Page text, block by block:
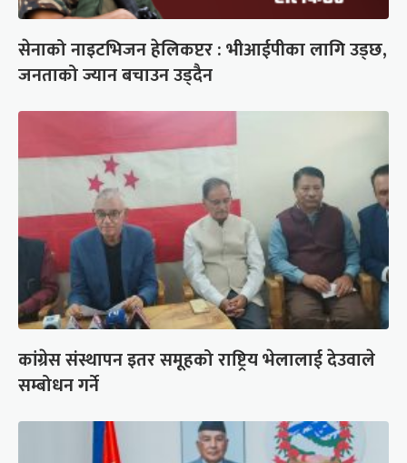
सेनाको नाइटभिजन हेलिकप्टर : भीआईपीका लागि उड्छ,
जनताको ज्यान बचाउन उड्दैन
कांग्रेस संस्थापन इतर समूहको राष्ट्रिय भेलालाई देउवाले
सम्बोधन गर्ने